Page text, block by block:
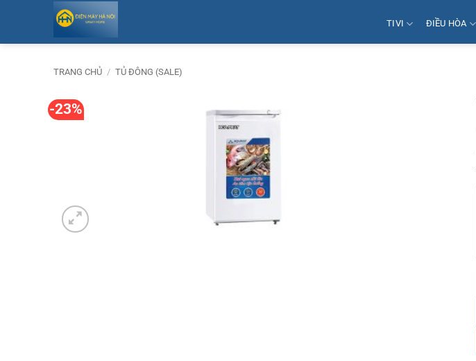
nội
TIVI ĐIỀU HÒA
TRANG CHỦ / TỦ ĐÔNG (SALE)
-23%